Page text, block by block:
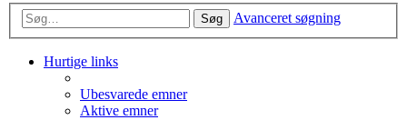
Søg Avanceret søgning
Hurtige links
Ubesvarede emner
Aktive emner